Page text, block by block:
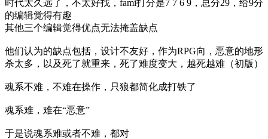
时代太久远了，不太好找，fami打分是7 7 6 9，总分29，给9分
的编辑觉得有趣
其他三个编辑觉得优点无法掩盖缺点
他们认为的缺点包括，设计不友好，作为RPG向，恶意的地形
杀太多，以及死了就重来，死了难度变大，越死越难（初版）
魂系不难，不难在操作，只狼都简化成打铁了
魂系难，难在“恶意”
于是说魂系难或者不难，都对